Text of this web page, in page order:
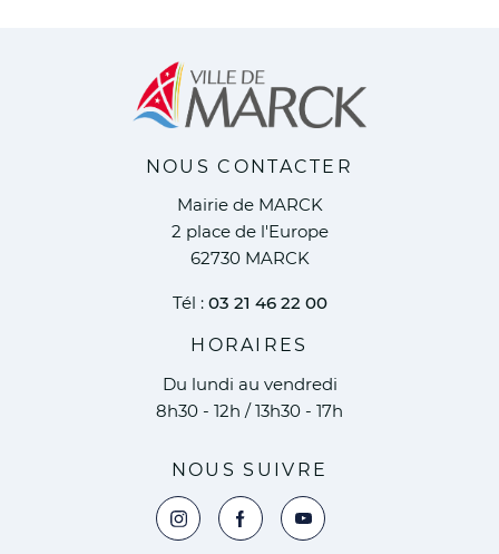
NOUS CONTACTER
Mairie de MARCK
2 place de l'Europe
62730 MARCK
Tél : 03 21 46 22 00
HORAIRES
Du lundi au vendredi
8h30 - 12h / 13h30 - 17h
NOUS SUIVRE
Voir la page Instagram de la ville de
Voir la page Facebook de la ville
Voir le compte YouTube